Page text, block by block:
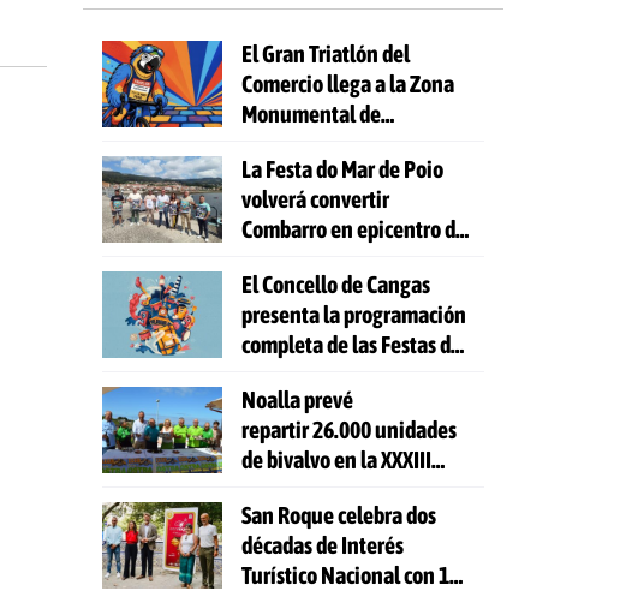
El Gran Triatlón del
Comercio llega a la Zona
Monumental de
La Festa do Mar de Poio
volverá convertir
Combarro en epicentro de
El Concello de Cangas
presenta la programación
completa de las Festas do
Noalla prevé
repartir 26.000 unidades
de bivalvo en la XXXIII
San Roque celebra dos
décadas de Interés
Turístico Nacional con 10